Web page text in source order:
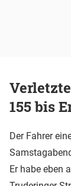
155 bis
Der Fahrer
Er habe eben